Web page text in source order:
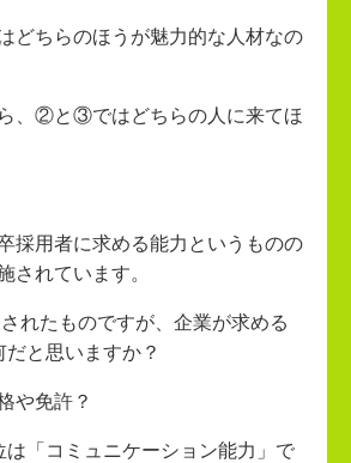
ちらのほうが魅力的な人材なの
、②と③ではどちらの人に来てほ
採用者に求める能力というものの
されています。
れたものですが、企業が求める
だと思いますか？
や免許？
は「コミュニケーション能力」で